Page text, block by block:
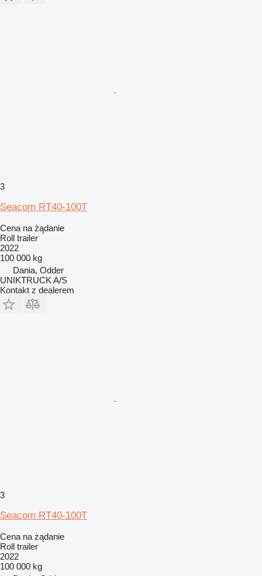
3
Seacom RT40-100T
Cena na żądanie
Roll trailer
2022
100 000 kg
Dania, Odder
UNIKTRUCK A/S
Kontakt z dealerem
3
Seacom RT40-100T
Cena na żądanie
Roll trailer
2022
100 000 kg